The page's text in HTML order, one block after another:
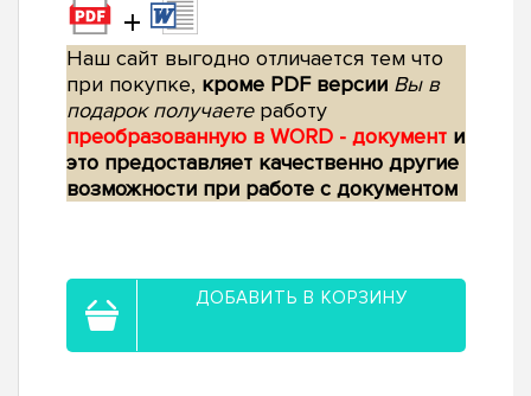
+
Наш сайт выгодно отличается тем что
при покупке, кроме PDF версии Вы в
подарок получаетеработу
преобразованную в WORD - документ и
это предоставляет качественно другие
возможности при работе с документом
ДОБАВИТЬ В КОРЗИНУ